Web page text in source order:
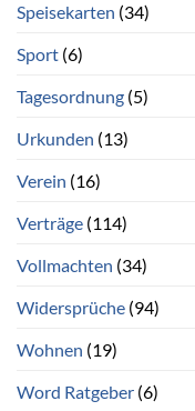
Speisekarten (34)
Sport (6)
Tagesordnung (5)
Urkunden (13)
Verein (16)
Verträge (114)
Vollmachten (34)
Widersprüche (94)
Wohnen (19)
Word Ratgeber (6)